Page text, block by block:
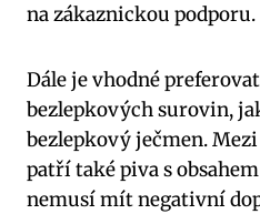
na zákaznickou podporu.
Dále je vhodné
bezlepkových surovin,
bezlepkový ječmen.
patří také piva s
nemusí mít negativní